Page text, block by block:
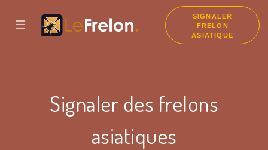
☰
SIGNALER
FRELON
ASIATIQUE
Signaler des frelons
asiatiques